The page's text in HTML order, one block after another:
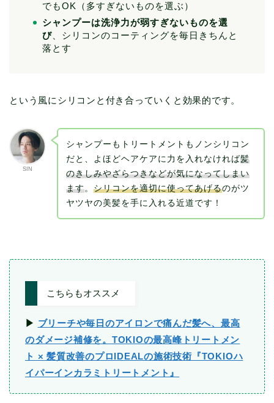
でもOK（多すぎないものを選ぶ）
シャンプーは洗浄力が弱すぎないものを選
び 、シリコンのコーティングを毎日きちんと
落とす
という風にシリコンと付き合っていくと効果的です。
SIN
シャンプーもトリートメントもノンシリコン
だと、よほどヘアケアに力を入れなければ髪
のきしみやざらつきなどが気になってしまい
ます。 シリコンを適切に使ってあげるのがツ
ヤツヤの美髪を手に入れる近道です！
こちらもオススメ
▶︎ ブリーチや毎日のアイロンで痛んだ髪へ、最高
のダメージ補修を。TOKIOの最高峰トリートメン
ト × 髪質改善のプロIDEALの施術技術『TOKIOハ
イパーインカラミトリートメント』